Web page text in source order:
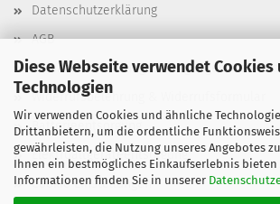
Diese Webseite verwendet Cookies
Technologien
Wir verwenden Cookies und ähnliche
Drittanbietern, um die ordentliche
gewährleisten, die Nutzung unseres Angebotes
Ihnen ein bestmögliches Einkaufserlebnis bieten
Informationen finden Sie in unserer
Datenschutzerklärung
AGB
Versand- & Zahlungsbedingungen,
Widerrufsbelehrung & Widerrufsformular
Batterieentsorgung
Elektroaltgeräteentsorgung
Cookie Einstellungen